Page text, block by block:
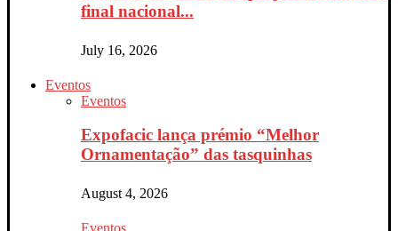
final nacional...
July 16, 2026
Eventos
Eventos
Expofacic lança prémio “Melhor
Ornamentação” das tasquinhas
August 4, 2026
Eventos